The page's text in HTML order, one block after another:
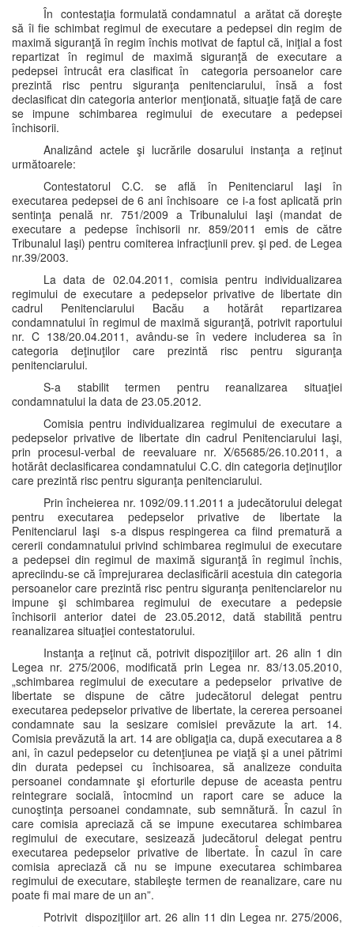
În contestaţia formulată condamnatul a arătat că doreşte
să îi fie schimbat regimul de executare a pedepsei din regim de
maximă siguranţă în regim închis motivat de faptul că, iniţial a fost
repartizat în regimul de maximă siguranţă de executare a
pedepsei întrucât era clasificat în categoria persoanelor care
prezintă risc pentru siguranţa penitenciarului, însă a fost
declasificat din categoria anterior menţionată, situaţie faţă de care
se impune schimbarea regimului de executare a pedepsei
închisorii.
Analizând actele şi lucrările dosarului instanţa a reţinut
următoarele:
Contestatorul C.C. se află în Penitenciarul Iaşi în
executarea pedepsei de 6 ani închisoare ce i-a fost aplicată prin
sentinţa penală nr. 751/2009 a Tribunalului Iaşi (mandat de
executare a pedepse închisorii nr. 859/2011 emis de către
Tribunalul Iaşi) pentru comiterea infracţiunii prev. şi ped. de Legea
nr.39/2003.
La data de 02.04.2011, comisia pentru individualizarea
regimului de executare a pedepselor privative de libertate din
cadrul Penitenciarului Bacău a hotărât repartizarea
condamnatului în regimul de maximă siguranţă, potrivit raportului
nr. C 138/20.04.2011, avându-se în vedere includerea sa în
categoria deţinuţilor care prezintă risc pentru siguranţa
penitenciarului.
S-a stabilit termen pentru reanalizarea situaţiei
condamnatului la data de 23.05.2012.
Comisia pentru individualizarea regimului de executare a
pedepselor privative de libertate din cadrul Penitenciarului Iaşi,
prin procesul-verbal de reevaluare nr. X/65685/26.10.2011, a
hotărât declasificarea condamnatului C.C. din categoria deţinuţilor
care prezintă risc pentru siguranţa penitenciarului.
Prin încheierea nr. 1092/09.11.2011 a judecătorului delegat
pentru executarea pedepselor privative de libertate la
Penitenciarul Iaşi s-a dispus respingerea ca fiind prematură a
cererii condamnatului privind schimbarea regimului de executare
a pedepsei din regimul de maximă siguranţă în regimul închis,
apreciindu-se că împrejurarea declasificării acestuia din categoria
persoanelor care prezintă risc pentru siguranţa penitenciarelor nu
impune şi schimbarea regimului de executare a pedepsie
închisorii anterior datei de 23.05.2012, dată stabilită pentru
reanalizarea situaţiei contestatorului.
Instanţa a reţinut că, potrivit dispoziţiilor art. 26 alin 1 din
Legea nr. 275/2006, modificată prin Legea nr. 83/13.05.2010,
„schimbarea regimului de executare a pedepselor privative de
libertate se dispune de către judecătorul delegat pentru
executarea pedepselor privative de libertate, la cererea persoanei
condamnate sau la sesizare comisiei prevăzute la art. 14.
Comisia prevăzută la art. 14 are obligaţia ca, după executarea a 8
ani, în cazul pedepselor cu detenţiunea pe viaţă şi a unei pătrimi
din durata pedepsei cu închisoarea, să analizeze conduita
persoanei condamnate şi eforturile depuse de aceasta pentru
reintegrare socială, întocmind un raport care se aduce la
cunoştinţa persoanei condamnate, sub semnătură. În cazul în
care comisia apreciază că se impune executarea schimbarea
regimului de executare, sesizează judecătorul delegat pentru
executarea pedepselor privative de libertate. În cazul în care
comisia apreciază că nu se impune executarea schimbarea
regimului de executare, stabileşte termen de reanalizare, care nu
poate fi mai mare de un an”.
Potrivit dispoziţiilor art. 26 alin 11 din Legea nr. 275/2006,